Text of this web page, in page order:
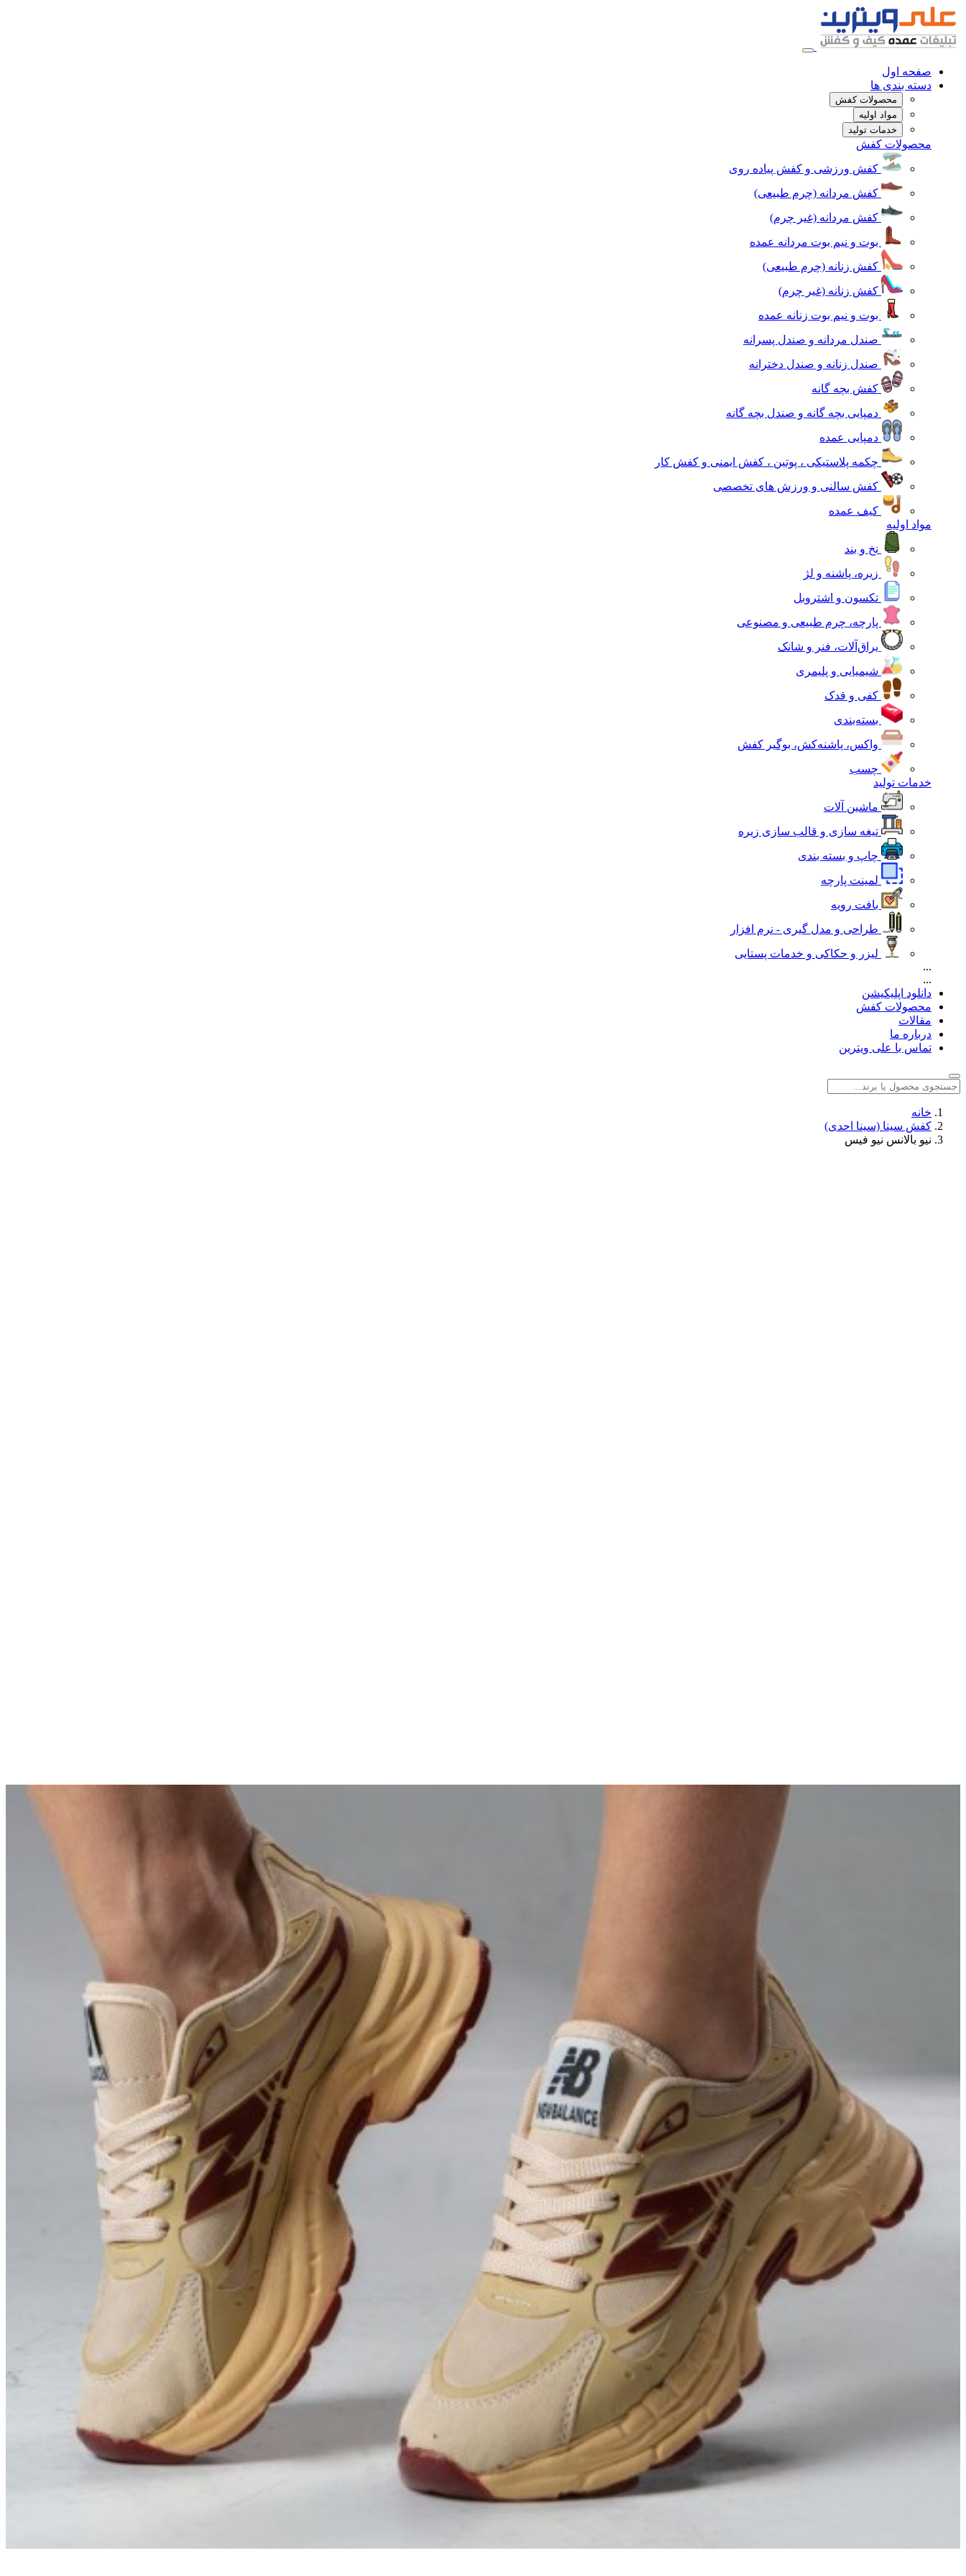
صفحه اول
دسته بندی ها
محصولات کفش
مواد اولیه
خدمات تولید
محصولات کفش
کفش ورزشی و کفش پیاده روی
کفش مردانه (چرم طبیعی)
کفش مردانه (غیر چرم)
بوت و نیم بوت مردانه عمده
کفش زنانه (چرم طبیعی)
کفش زنانه (غیر چرم)
بوت و نیم بوت زنانه عمده
صندل مردانه و صندل پسرانه
صندل زنانه و صندل دخترانه
کفش بچه گانه
دمپایی بچه گانه و صندل بچه گانه
دمپایی عمده
چکمه پلاستیکی ، پوتین ، کفش ایمنی و کفش کار
کفش سالنی و ورزش های تخصصی
کیف عمده
مواد اولیه
نخ و بند
زیره، پاشنه و لژ
تکسون و اشتروبل
پارچه، چرم طبیعی و مصنوعی
یراق‌آلات، فنر و شانک
شیمیایی و پلیمری
کفی و قدک
بسته‌بندی
واکس، پاشنه‌کش، بوگیر کفش
چسب
خدمات تولید
ماشین آلات
تیغه سازی و قالب سازی زیره
چاپ و بسته بندی
لمینت پارچه
بافت رویه
طراحی و مدل گیری - نرم افزار
لیزر و حکاکی و خدمات پستایی
...
...
دانلود اپلیکیشن
محصولات کفش
مقالات
درباره ما
تماس با علی ویترین
خانه
کفش سینا (سینا احدی)
نیو بالانس نیو فیس